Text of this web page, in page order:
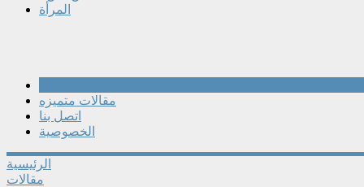
المرأة
مقالات متميزه
اتصل بنا
الخصوصية
الرئيسية
مقالات